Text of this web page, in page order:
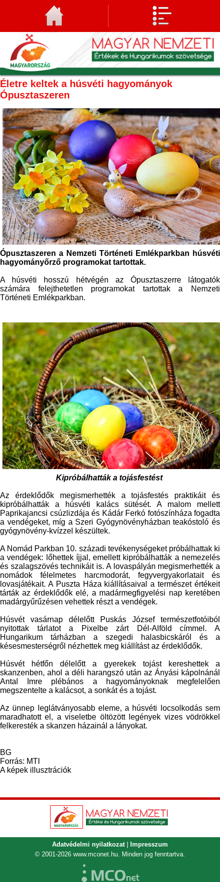
Életre keltek a húsvéti hagyományok
Ópusztaszeren
Ópusztaszeren a Nemzeti Történeti Emlékparkban húsvéti
hagyományőrző programokat tartottak.
A húsvéti hosszú hétvégén az Ópusztaszerre látogatók
számára felejthetetlen programokat tartottak a Nemzeti
Történeti Emlékparkban.
Kipróbálhatták a tojásfestést
Az érdeklődők megismerhették a tojásfestés praktikáit és
kipróbálhatták a húsvéti kalács sütését. A malom mellett
Paprikajancsi csúzlizdája és Kádár Ferkó fotószínháza fogadta
a vendégeket, míg a Szeri Gyógynövényházban teakóstoló és
gyógynövény-kvízzel készültek.
A Nomád Parkban 10. századi tevékenységeket próbálhattak ki
a vendégek: lőhettek íjjal, emellett kipróbálhatták a nemezelés
és szalagszövés technikáit is. A lovaspályán megismerhették a
nomádok félelmetes harcmodorát, fegyvergyakorlatait és
lovasjátékait. A Puszta Háza kiállításaival a természet értékeit
tárták az érdeklődők elé, a madármegfigyelési nap keretében
madárgyűrűzésen vehettek részt a vendégek.
Húsvét vasárnap délelőtt Puskás József természetfotóiból
nyitottak tárlatot a Pixelbe zárt Dél-Alföld címmel. A
Hungarikum tárházban a szegedi halasbicskáról és a
késesmesterségről nézhettek meg kiállítást az érdeklődők.
Húsvét hétfőn délelőtt a gyerekek tojást kereshettek a
skanzenben, ahol a déli harangszó után az Ányási kápolnánál
Antal Imre plébános a hagyományoknak megfelelően
megszentelte a kalácsot, a sonkát és a tojást.
Az ünnep leglátványosabb eleme, a húsvéti locsolkodás sem
maradhatott el, a viseletbe öltözött legények vizes vödrökkel
felkeresték a skanzen házainál a lányokat.
BG
Forrás: MTI
A képek illusztrációk
Adatvédelmi nyilatkozat|
Impresszum
© 2001-2026 www.mconet.hu. Minden jog fenntartva.